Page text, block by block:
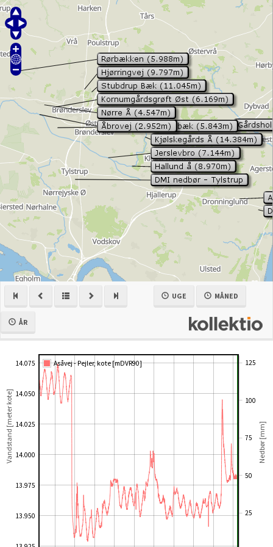
UGE MÅNED
ÅR
13.950
13.975
14.000
14.025
14.050
14.075
25
50
75
100
125
Asåvej - Pejler, kote [mDVR90]
Vandstand [meter kote] Nedbør [mm]